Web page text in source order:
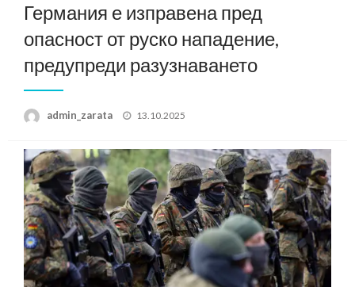
Германия е изправена пред
опасност от руско нападение,
предупреди разузнаването
admin_zarata
Posted
13.10.2025